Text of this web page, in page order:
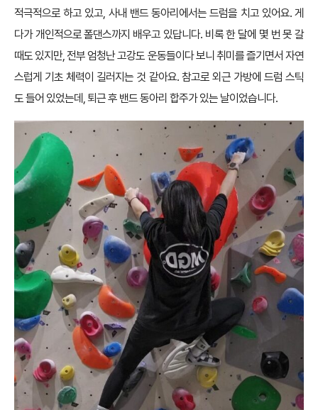
적극적으로 하고 있고, 사내 밴드 동아리에서는 드럼을 치고 있어요. 게
다가 개인적으로 폴댄스까지 배우고 있답니다. 비록 한 달에 몇 번 못 갈
때도 있지만, 전부 엄청난 고강도 운동들이다 보니 취미를 즐기면서 자연
스럽게 기초 체력이 길러지는 것 같아요. 참고로 외근 가방에 드럼 스틱
도 들어 있었는데, 퇴근 후 밴드 동아리 합주가 있는 날이었습니다.